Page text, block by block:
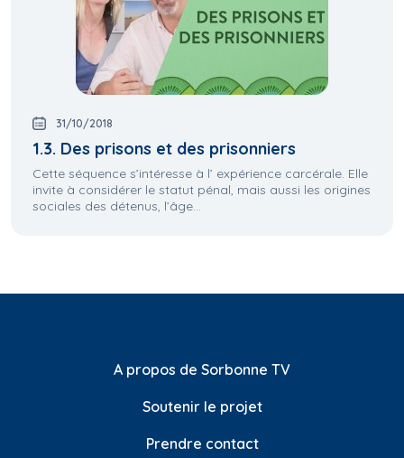
31/10/2018
1.3. Des prisons et des prisonniers
Cette séquence s’intéresse à l’ expérience carcérale. Elle
invite à considérer le statut pénal, mais aussi les origines
sociales des détenus, l’âge...
A propos de Sorbonne TV
Soutenir le projet
Prendre contact